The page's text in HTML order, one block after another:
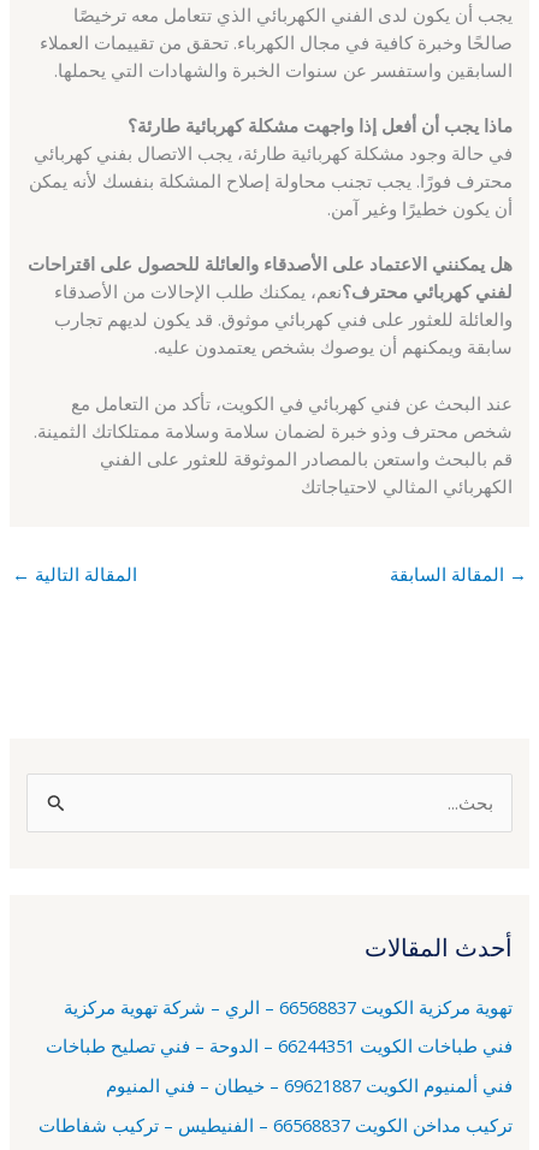
يجب أن يكون لدى الفني الكهربائي الذي تتعامل معه ترخيصًا
صالحًا وخبرة كافية في مجال الكهرباء. تحقق من تقييمات العملاء
السابقين واستفسر عن سنوات الخبرة والشهادات التي يحملها.
ماذا يجب أن أفعل إذا واجهت مشكلة كهربائية طارئة؟
في حالة وجود مشكلة كهربائية طارئة، يجب الاتصال بفني كهربائي
محترف فورًا. يجب تجنب محاولة إصلاح المشكلة بنفسك لأنه يمكن
أن يكون خطيرًا وغير آمن.
هل يمكنني الاعتماد على الأصدقاء والعائلة للحصول على اقتراحات
لفني كهربائي محترف؟نعم، يمكنك طلب الإحالات من الأصدقاء
والعائلة للعثور على فني كهربائي موثوق. قد يكون لديهم تجارب
سابقة ويمكنهم أن يوصوك بشخص يعتمدون عليه.
عند البحث عن فني كهربائي في الكويت، تأكد من التعامل مع
شخص محترف وذو خبرة لضمان سلامة وسلامة ممتلكاتك الثمينة.
قم بالبحث واستعن بالمصادر الموثوقة للعثور على الفني
الكهربائي المثالي لاحتياجاتك
→ المقالة السابقة المقالة التالية ←
ث
ن
:
أحدث المقالات
تهوية مركزية الكويت 66568837 – الري – شركة تهوية مركزية
فني طباخات الكويت 66244351 – الدوحة – فني تصليح طباخات
فني ألمنيوم الكويت 69621887 – خيطان – فني المنيوم
تركيب مداخن الكويت 66568837 – الفنيطيس – تركيب شفاطات